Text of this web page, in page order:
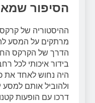
הסיפור
ההיסטוריה של קרקס
מרתקים על המסע
הדרך של הקרקס
בידור איכותי לכל
היה נחוש לאחד את
ולהוביל אותם
דרכו עם הופעות